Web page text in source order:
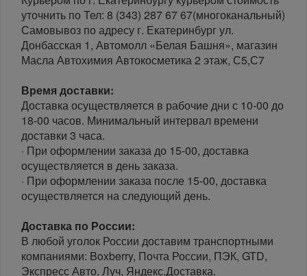
уточнить по Тел: 8 (343) 287 67 67(многоканальный)
Самовывоз по адресу г. Екатеринбург ул.
Донбасская 1, Автомолл «Белая Башня», магазин
Масла Автохимия Автокосметика 2 этаж, С5,С7
Время доставки:
Доставка осуществляется в рабочие дни с 10-00 до
18-00 часов. Минимальный интервал времени
доставки 3 часа.
· При оформлении заказа до 15-00, доставка
осуществляется в день заказа.
· При оформлении заказа после 15-00, доставка
осуществляется на следующий день.
Доставка по России:
В любой уголок России доставим транспортными
компаниями: Boxberry, Почта России, ПЭК, GTD,
Экспресс Авто, Луч, Яндекс.Доставка.